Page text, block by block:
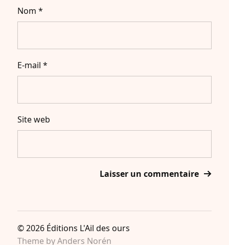
Nom *
E-mail *
Site web
© 2026 Éditions L'Ail des ours
Theme byAnders Norén